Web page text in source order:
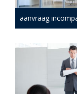
aanvraag